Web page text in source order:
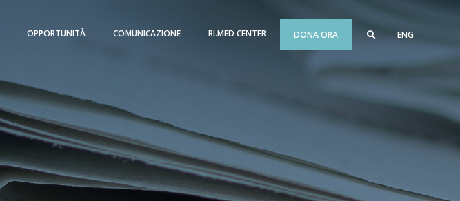
OPPORTUNITÀ COMUNICAZIONE RI.MED CENTER DONA ORA ENG